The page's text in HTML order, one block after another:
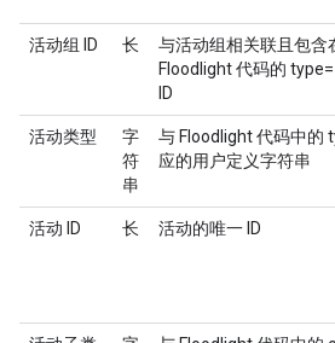
活动组 ID 长
与活动组相关联且包含
Floodlight 代码的
ID
活动类型
字
符
串
与 Floodlight 代码中的
应的用户定义字符串
活动 ID 长 活动的唯一 ID